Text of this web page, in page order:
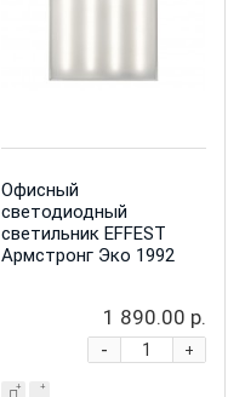
Офисный
светодиодный
светильник EFFEST
Армстронг Эко 1992
1 890.00 р.
+
-